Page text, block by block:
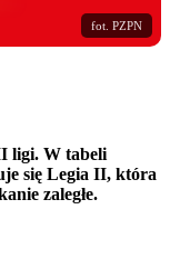
fot. PZPN
ligi. W tabeli
się Legia II, która
zaległe.